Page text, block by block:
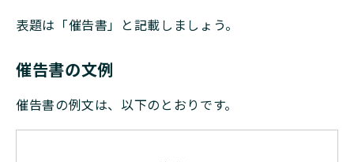
表題は「催告書」と記載しましょう。
催告書の文例
催告書の例文は、以下のとおりです。